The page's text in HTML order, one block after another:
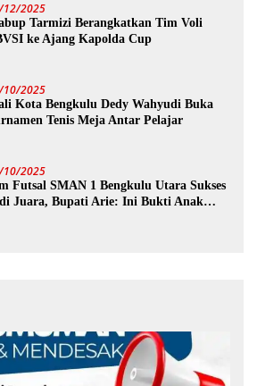
12/2025
Tarmizi Berangkatkan Tim Voli
ke Ajang Kapolda Cup
10/2025
Kota Bengkulu Dedy Wahyudi Buka
Tenis Meja Antar Pelajar
10/2025
Futsal SMAN 1 Bengkulu Utara Sukses
Juara, Bupati Arie: Ini Bukti Anak